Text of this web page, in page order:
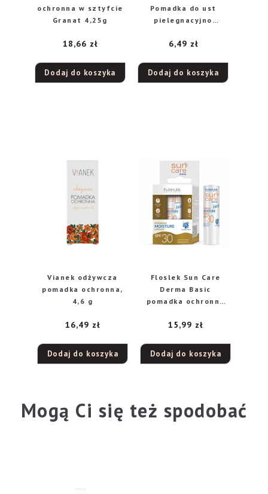
ochronna w sztyfcie
Granat 4,25g
18,66 zł
Dodaj do koszyka
Pomadka do ust
pielegnacyjno
6,49 zł
Dodaj do koszyka
Vianek odżywcza
pomadka ochronna,
4,6 g
16,49 zł
Dodaj do koszyka
Floslek Sun Care
Derma Basic
pomadka ochronna
15,99 zł
Dodaj do koszyka
Mogą Ci się też spodobać